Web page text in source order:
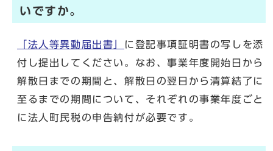
いですか。
「法人等異動届出書」
に登記事項証明書の写しを添
付し提出してください。なお、事業年度開始日から
解散日までの期間と、解散日の翌日から清算結了に
至るまでの期間について、それぞれの事業年度ごと
に法人町民税の申告納付が必要です。